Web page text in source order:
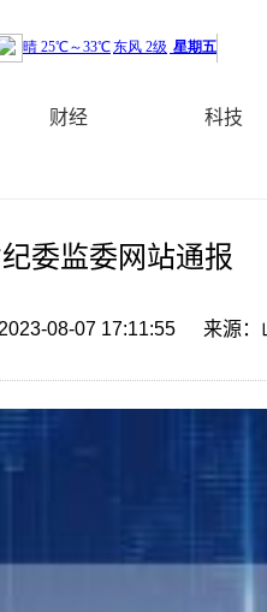
财经 科技
委监委网站通报
2023-08-07 17:11:55 来源：